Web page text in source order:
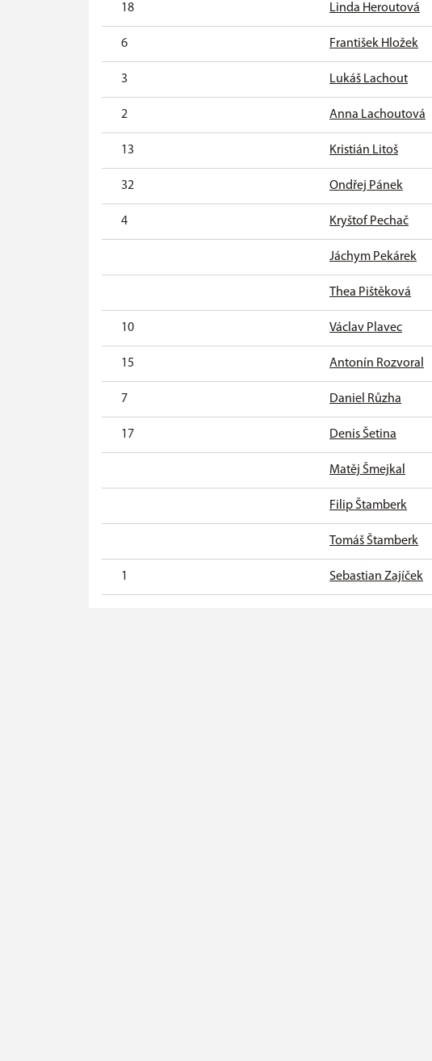
18 Linda Heroutová
6 František Hložek
3 Lukáš Lachout
2 Anna Lachoutová
13 Kristián Litoš
32 Ondřej Pánek
4 Kryštof Pechač
Jáchym Pekárek
Thea Pištěková
10 Václav Plavec
15 Antonín Rozvoral
7 Daniel Růzha
17 Denis Šetina
Matěj Šmejkal
Filip Štamberk
Tomáš Štamberk
1 Sebastian Zajíček